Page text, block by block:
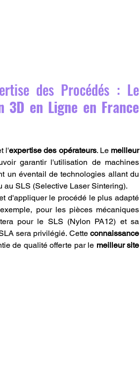
des Procédés : Le
en Ligne en France
l'expertise des opérateurs. Le meilleur
garantir l'utilisation de machines
un éventail de technologies allant du
SLS (Selective Laser Sintering).
d'appliquer le procédé le plus adapté
pour les pièces mécaniques
pour le SLS (Nylon PA12) et sa
sera privilégié. Cette connaissance
de qualité offerte par le meilleur site